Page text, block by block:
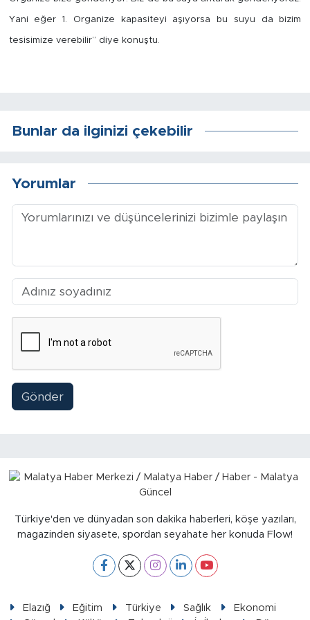
Yani eğer 1. Organize kapasiteyi aşıyorsa bu suyu da bizim
tesisimize verebilir” diye konuştu.
Bunlar da ilginizi çekebilir
Yorumlar
Gönder
Türkiye'den ve dünyadan son dakika haberleri, köşe yazıları,
magazinden siyasete, spordan seyahate her konuda Flow!
Elazığ Eğitim Türkiye Sağlık
Ekonomi